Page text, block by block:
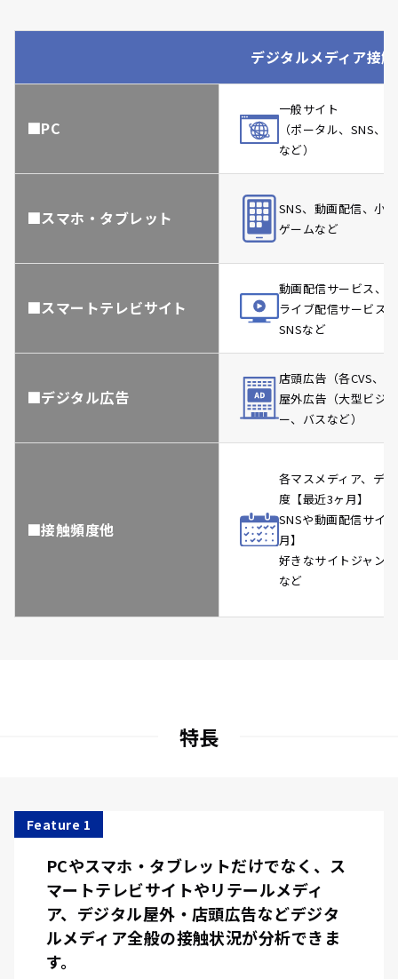
デジタルメディア接
■PC
一般サイト
（ポータル、SNS、
など）
■スマホ・タブレット SNS、 動画配信、小
ゲームなど
■スマートテレビサイト
動画配信サービス、
ライブ配信サービス、
SNSなど
■デジタル広告
店頭広告（各CVS、
屋外広告（大型ビジ
ー、バスなど）
■接触頻度他
各マスメディア、デ
度【最近3ヶ月】
SNSや動画配信サイ
月】
好きなサイトジャンル
など
特長
Feature 1
PCやスマホ・タブレットだけでなく、ス
マートテレビサイトやリテールメディ
ア、デジタル屋外・店頭広告などデジタ
ルメディア全般の接触状況が分析できま
す。